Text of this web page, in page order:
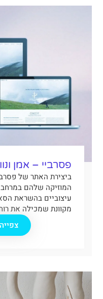
פסרביי – אמן
ביצירת האתר של
המוזיקה שלהם במרחב
עיצוביים בהשראת
מקוונת שמכילה את